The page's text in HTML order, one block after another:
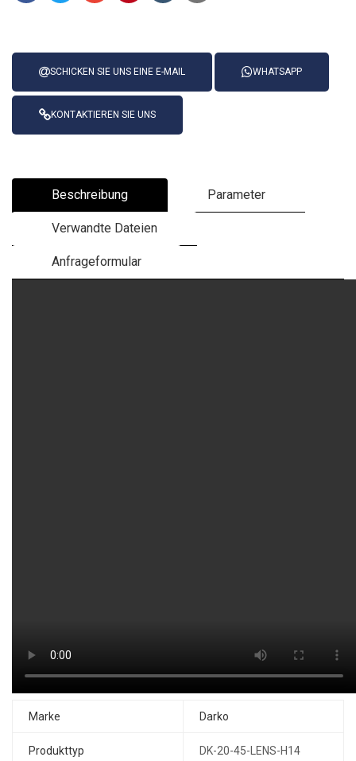
SCHICKEN SIE UNS EINE E-MAIL WHATSAPP
KONTAKTIEREN SIE UNS
Beschreibung Parameter
Verwandte Dateien
Anfrageformular
Marke Darko
Produkttyp DK-20-45-LENS-H14